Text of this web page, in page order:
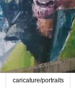
caricature/portraits